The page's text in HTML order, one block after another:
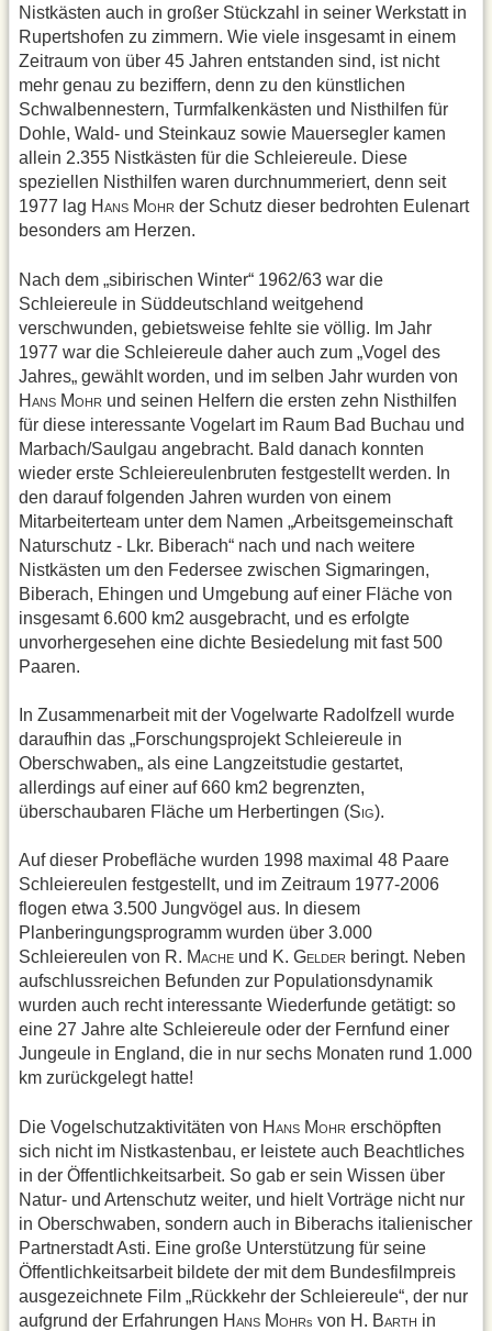
Nistkästen auch in großer Stückzahl in seiner Werkstatt in
Rupertshofen zu zimmern. Wie viele insgesamt in einem
Zeitraum von über 45 Jahren entstanden sind, ist nicht
mehr genau zu beziffern, denn zu den künstlichen
Schwalbennestern, Turmfalkenkästen und Nisthilfen für
Dohle, Wald- und Steinkauz sowie Mauersegler kamen
allein 2.355 Nistkästen für die Schleiereule. Diese
speziellen Nisthilfen waren durchnummeriert, denn seit
1977 lag H ANS MOHR der Schutz dieser bedrohten Eulenart
besonders am Herzen.
Nach dem „sibirischen Winter“ 1962/63 war die
Schleiereule in Süddeutschland weitgehend
verschwunden, gebietsweise fehlte sie völlig. Im Jahr
1977 war die Schleiereule daher auch zum „Vogel des
Jahres„ gewählt worden, und im selben Jahr wurden von
H ANS MOHR und seinen Helfern die ersten zehn Nisthilfen
für diese interessante Vogelart im Raum Bad Buchau und
Marbach/Saulgau angebracht. Bald danach konnten
wieder erste Schleiereulenbruten festgestellt werden. In
den darauf folgenden Jahren wurden von einem
Mitarbeiterteam unter dem Namen „Arbeitsgemeinschaft
Naturschutz - Lkr. Biberach“ nach und nach weitere
Nistkästen um den Federsee zwischen Sigmaringen,
Biberach, Ehingen und Umgebung auf einer Fläche von
insgesamt 6.600 km2 ausgebracht, und es erfolgte
unvorhergesehen eine dichte Besiedelung mit fast 500
Paaren.
In Zusammenarbeit mit der Vogelwarte Radolfzell wurde
daraufhin das „Forschungsprojekt Schleiereule in
Oberschwaben„ als eine Langzeitstudie gestartet,
allerdings auf einer auf 660 km2 begrenzten,
überschaubaren Fläche um Herbertingen (SIG).
Auf dieser Probefläche wurden 1998 maximal 48 Paare
Schleiereulen festgestellt, und im Zeitraum 1977-2006
flogen etwa 3.500 Jungvögel aus. In diesem
Planberingungsprogramm wurden über 3.000
Schleiereulen von R. MACHE und K. GELDER beringt. Neben
aufschlussreichen Befunden zur Populationsdynamik
wurden auch recht interessante Wiederfunde getätigt: so
eine 27 Jahre alte Schleiereule oder der Fernfund einer
Jungeule in England, die in nur sechs Monaten rund 1.000
km zurückgelegt hatte!
Die Vogelschutzaktivitäten von H ANS MOHR erschöpften
sich nicht im Nistkastenbau, er leistete auch Beachtliches
in der Öffentlichkeitsarbeit. So gab er sein Wissen über
Natur- und Artenschutz weiter, und hielt Vorträge nicht nur
in Oberschwaben, sondern auch in Biberachs italienischer
Partnerstadt Asti. Eine große Unterstützung für seine
Öffentlichkeitsarbeit bildete der mit dem Bundesfilmpreis
ausgezeichnete Film „Rückkehr der Schleiereule“, der nur
aufgrund der Erfahrungen H ANS MOHRs von H. BARTH in